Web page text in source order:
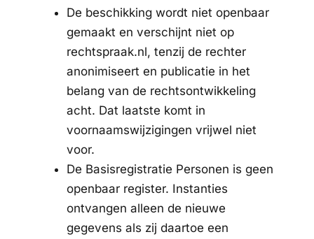
De beschikking wordt niet openbaar
gemaakt en verschijnt niet op
rechtspraak.nl, tenzij de rechter
anonimiseert en publicatie in het
belang van de rechtsontwikkeling
acht. Dat laatste komt in
voornaamswijzigingen vrijwel niet
voor.
De Basisregistratie Personen is geen
openbaar register. Instanties
ontvangen alleen de nieuwe
gegevens als zij daartoe een